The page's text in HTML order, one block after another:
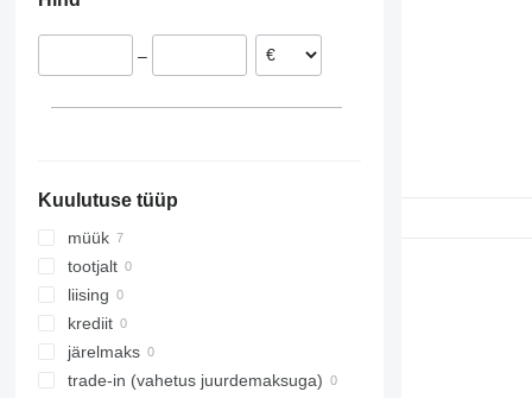
–
Kuulutuse tüüp
müük
tootjalt
liising
krediit
järelmaks
trade-in (vahetus juurdemaksuga)